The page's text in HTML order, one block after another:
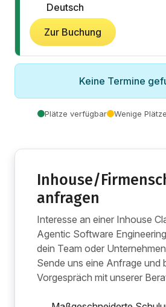
Deutsch
Zur Buchung
Keine Termine
Plätze verfügbar Wenige
Inhouse/
anfragen
Interesse an einer Inhouse
Agentic Software
dein Team oder
Sende uns eine Anfrage und
Vorgespräch mit unserer